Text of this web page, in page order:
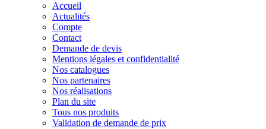
Accueil
Actualités
Compte
Contact
Demande de devis
Mentions légales et confidentialité
Nos catalogues
Nos partenaires
Nos réalisations
Plan du site
Tous nos produits
Validation de demande de prix